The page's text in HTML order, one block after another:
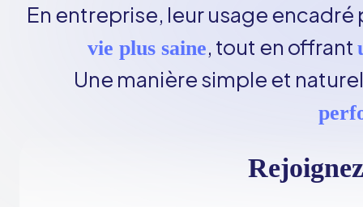
En entreprise, leur usage
vie plus saine, tout en offrant
Une manière simple et